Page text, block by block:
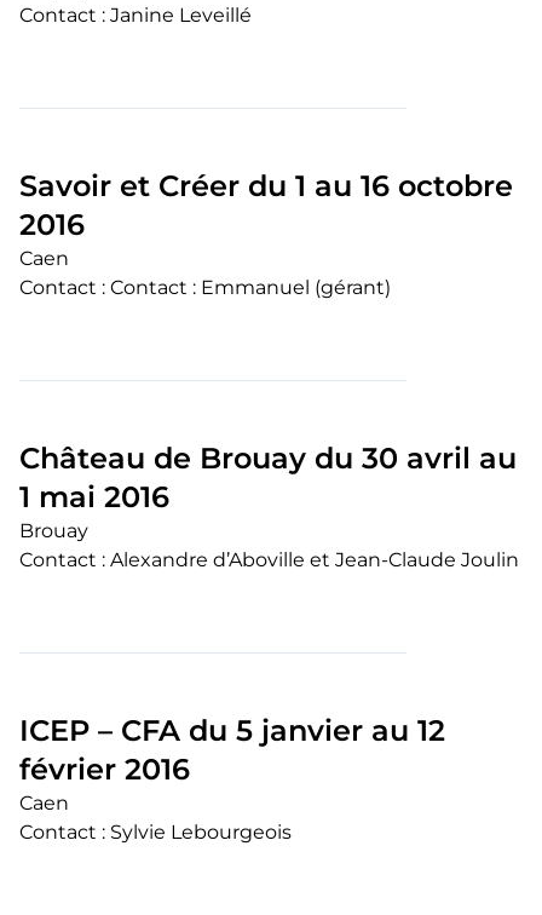
Contact : Janine Leveillé
Savoir et Créer du 1 au 16 octobre
2016
Caen
Contact : Contact : Emmanuel (gérant)
Château de Brouay du 30 avril au
1 mai 2016
Brouay
Contact : Alexandre d’Aboville et Jean-Claude Joulin
ICEP – CFA du 5 janvier au 12
février 2016
Caen
Contact : Sylvie Lebourgeois